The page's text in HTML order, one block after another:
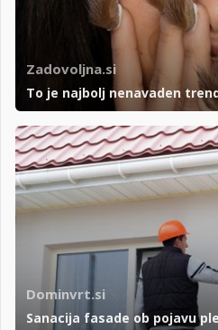
Zadovoljna.si
To je najbolj nenavaden
Dominvrt.si
Sanacija fasade ob pojavu